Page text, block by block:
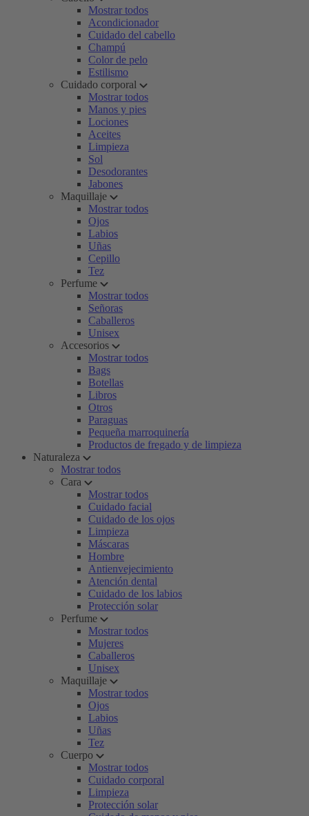
Mostrar todos
Acondicionador
Cuidado del cabello
Champú
Color de pelo
Estilismo
Cuidado corporal
Mostrar todos
Manos y pies
Lociones
Aceites
Limpieza
Sol
Desodorantes
Jabones
Maquillaje
Mostrar todos
Ojos
Labios
Uñas
Cepillo
Tez
Perfume
Mostrar todos
Señoras
Caballeros
Unisex
Accesorios
Mostrar todos
Bags
Botellas
Libros
Otros
Paraguas
Pequeña marroquinería
Productos de fregado y de limpieza
Naturaleza
Mostrar todos
Cara
Mostrar todos
Cuidado facial
Cuidado de los ojos
Limpieza
Máscaras
Hombre
Antienvejecimiento
Atención dental
Cuidado de los labios
Protección solar
Perfume
Mostrar todos
Mujeres
Caballeros
Unisex
Maquillaje
Mostrar todos
Ojos
Labios
Uñas
Tez
Cuerpo
Mostrar todos
Cuidado corporal
Limpieza
Protección solar